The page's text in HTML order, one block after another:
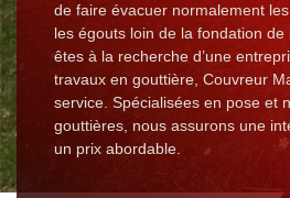
de faire évacuer normalement
les égouts loin de la fondation de
êtes à la recherche d’une
travaux en gouttière, Couvreur
service. Spécialisées en pose et
gouttières, nous assurons une
un prix abordable.